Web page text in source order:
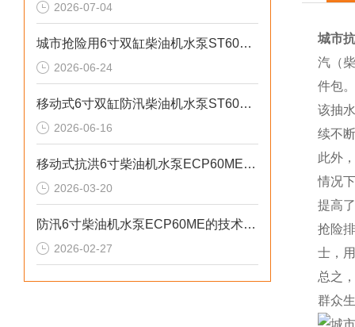
2026-07-04
城市抢险用6寸双缸柴油机水泵ST60DS产品介绍
2026-06-24
移动式6寸双缸防汛柴油机水泵ST60SD产品介绍
2026-06-16
移动式抗洪6寸柴油机水泵ECP60ME产品介绍
2026-03-20
防汛6寸柴油机水泵ECP60ME的技术参数
2026-02-27
城市
汽（
件包。
该抽
续不
此外
情况
提高
抢险
士，
总之
群众